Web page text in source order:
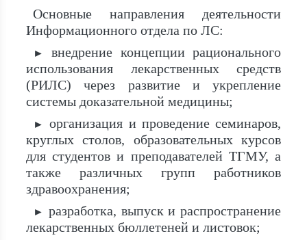
Основные направления деятельности
Информационного отдела по ЛС:
►
внедрение концепции рационального
использования лекарственных средств
(РИЛС) через развитие и укрепление
системы доказательной медицины;
►
организация и проведение семинаров,
круглых столов, образовательных курсов
для студентов и преподавателей ТГМУ, а
также различных групп работников
здравоохранения;
► разработка, выпуск и распространение
лекарственных бюллетеней и листовок;